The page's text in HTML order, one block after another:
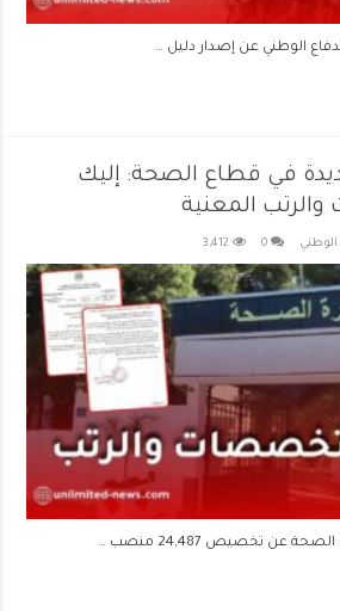
الوطني عن إصدار دليل …
جديدة في قطاع الصحة: إليك
المعنية
الوطني 0
3,412
عن تخصيص 24,487 منصب …